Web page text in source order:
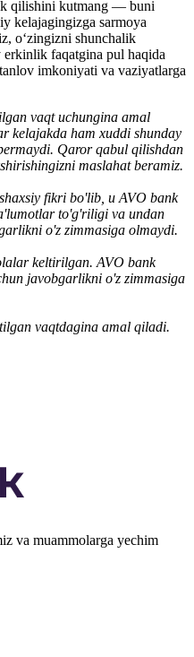
qilishini kutmang — buni
kelajagingizga sarmoya
o‘zingizni shunchalik
faqatgina pul haqida
imkoniyati va vaziyatlarga
vaqt uchungina amal
kelajakda ham xuddi shunday
Qaror qabul qilishdan
maslahat beramiz.
fikri bo'lib, u AVO bank
to'g'riligi va undan
o'z zimmasiga olmaydi.
keltirilgan. AVO bank
javobgarlikni o'z zimmasiga
vaqtdagina amal qiladi.
va muammolarga yechim